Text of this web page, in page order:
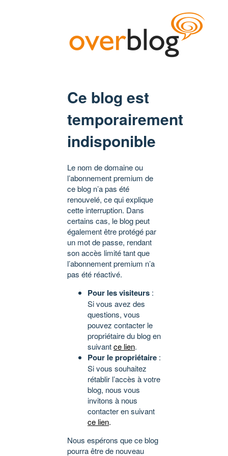
Ce blog est
temporairement
indisponible
Le nom de domaine ou
l’abonnement premium de
ce blog n’a pas été
renouvelé, ce qui explique
cette interruption. Dans
certains cas, le blog peut
également être protégé par
un mot de passe, rendant
son accès limité tant que
l’abonnement premium n’a
pas été réactivé.
Pour les visiteurs :
Si vous avez des
questions, vous
pouvez contacter le
propriétaire du blog en
suivantce lien.
Pour le propriétaire :
Si vous souhaitez
rétablir l’accès à votre
blog, nous vous
invitons à nous
contacter en suivant
ce lien.
Nous espérons que ce blog
pourra être de nouveau